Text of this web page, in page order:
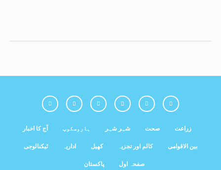
آج کا اخبار ہاروسکوپ شہر شہر صحت زراعت
ٹیکنالوجی اداریہ کھیل کالم اور تجزیہ بین الاقوامی
پاکستان صفحہ اول